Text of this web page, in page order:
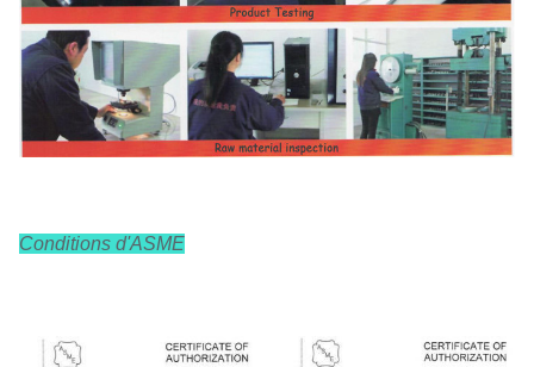
Conditions d'ASME